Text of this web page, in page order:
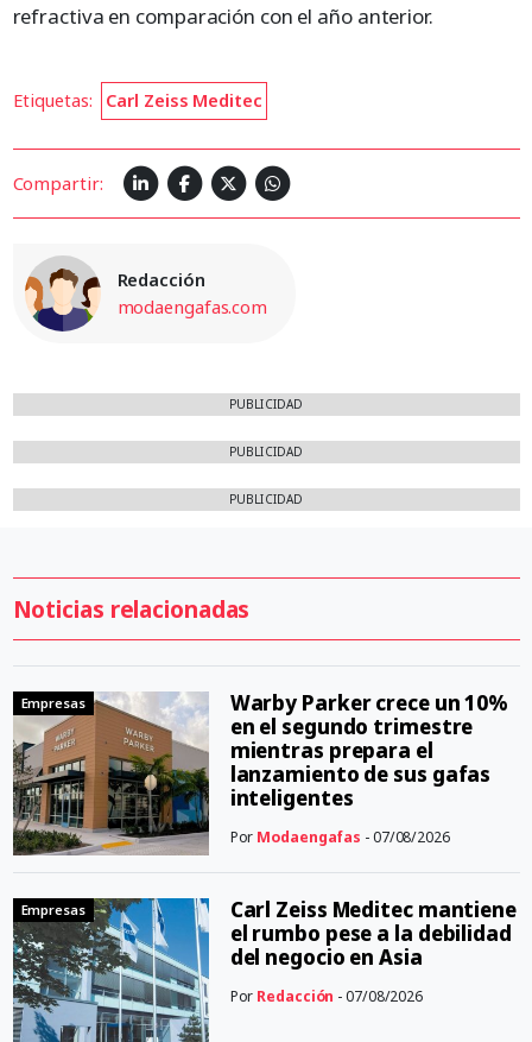
refractiva en comparación con el año anterior.
Etiquetas: Carl Zeiss Meditec
Compartir:
Redacción
modaengafas.com
PUBLICIDAD
PUBLICIDAD
PUBLICIDAD
Noticias relacionadas
Empresas
Warby Parker crece un 10%
en el segundo trimestre
mientras prepara el
lanzamiento de sus gafas
inteligentes
Por Modaengafas - 07/08/2026
Empresas
Carl Zeiss Meditec mantiene
el rumbo pese a la debilidad
del negocio en Asia
Por Redacción - 07/08/2026